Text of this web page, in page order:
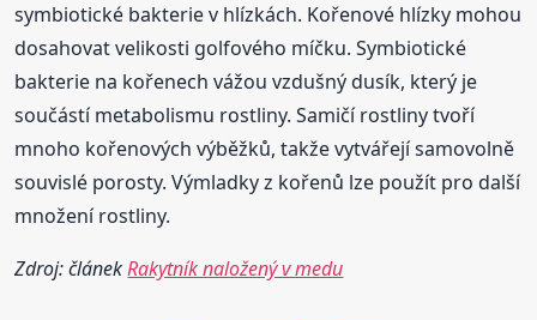
symbiotické bakterie v hlízkách. Kořenové hlízky mohou
dosahovat velikosti golfového míčku. Symbiotické
bakterie na kořenech vážou vzdušný dusík, který je
součástí metabolismu rostliny. Samičí rostliny tvoří
mnoho kořenových výběžků, takže vytvářejí samovolně
souvislé porosty. Výmladky z kořenů lze použít pro další
množení rostliny.
Zdroj: článekRakytník naložený v medu